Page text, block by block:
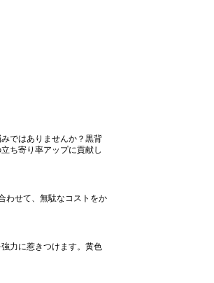
ではありませんか？黒背
ち寄り率アップに貢献し
わせて、無駄なコストをか
力に惹きつけます。黄色